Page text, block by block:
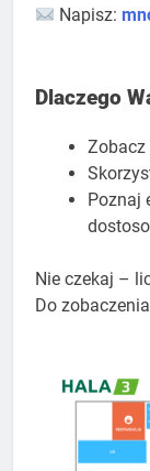
Napisz:
Dlaczego
Zobacz
Poznaj
Nie czekaj –
Do